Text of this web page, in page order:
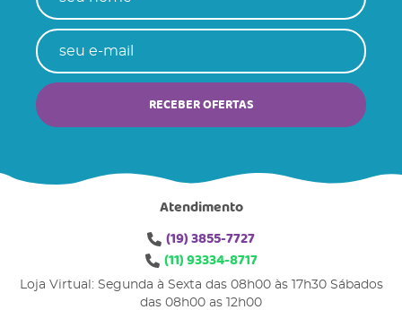
RECEBER OFERTAS
Atendimento
(19)3855-7727
(11)93334-8717
Loja Virtual: Segunda à Sexta das 08h00 às 17h30 Sábados
das 08h00 as 12h00